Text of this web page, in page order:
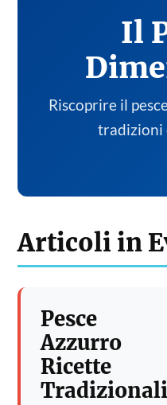
Il
Riscoprire il
tradizioni
Articoli in
Pesce
Azzurro
Ricette
Tradizionali